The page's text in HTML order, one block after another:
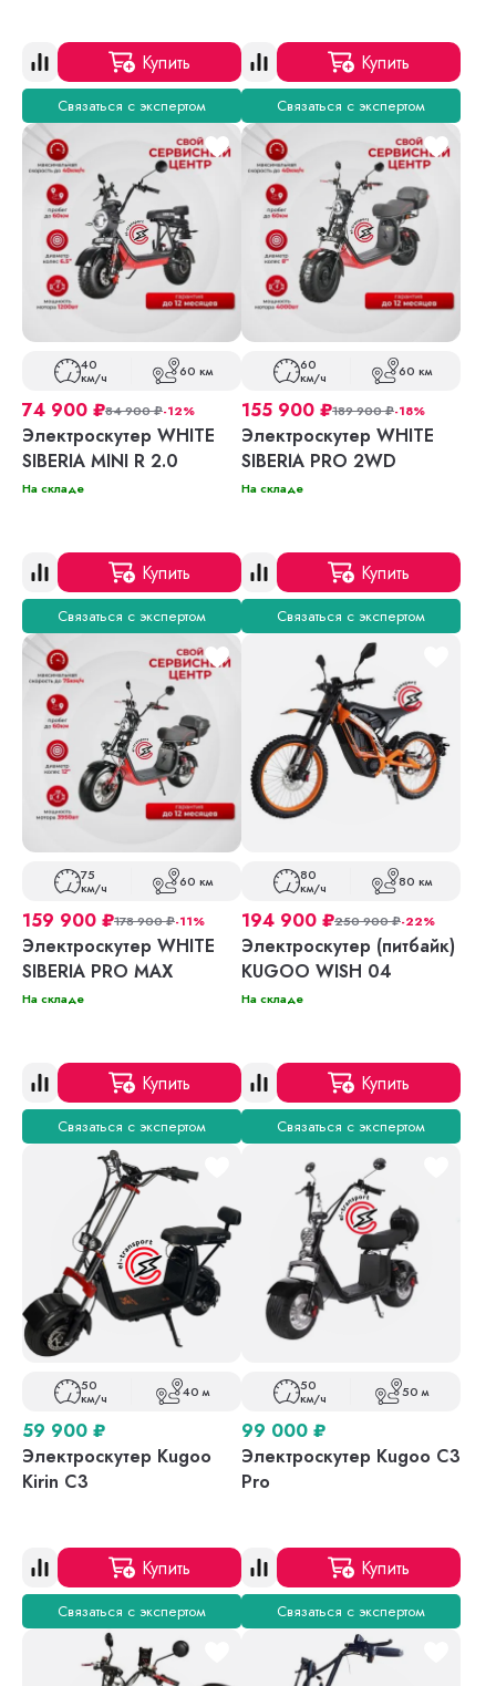
Купить
Связаться с экспертом
Купить
Связаться с экспертом
40
км/ч 60 км
74 900 ₽84 900₽-12%
Электроскутер WHITE
SIBERIA MINI R 2.0
На складе
Купить
Связаться с экспертом
60
км/ч 60 км
155 900 ₽189 900₽-18%
Электроскутер WHITE
SIBERIA PRO 2WD
На складе
Купить
Связаться с экспертом
75
км/ч 60 км
159 900 ₽178 900₽-11%
Электроскутер WHITE
SIBERIA PRO MAX
На складе
Купить
Связаться с экспертом
80
км/ч 80 км
194 900 ₽250 900₽-22%
Электроскутер (питбайк)
KUGOO WISH 04
На складе
Купить
Связаться с экспертом
50
км/ч 40 м
59 900 ₽
Электроскутер Kugoo
Kirin C3
Купить
Связаться с экспертом
50
км/ч 50 м
99 000 ₽
Электроскутер Kugoo С3
Pro
Купить
Связаться с экспертом